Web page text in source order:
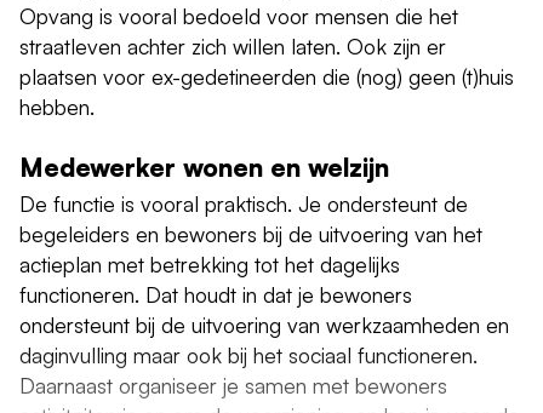
Opvang is vooral bedoeld voor mensen die het
straatleven achter zich willen laten. Ook zijn er
plaatsen voor ex-gedetineerden die (nog) geen (t)huis
hebben.
Medewerker wonen en welzijn
De functie is vooral praktisch. Je ondersteunt de
begeleiders en bewoners bij de uitvoering van het
actieplan met betrekking tot het dagelijks
functioneren. Dat houdt in dat je bewoners
ondersteunt bij de uitvoering van werkzaamheden en
daginvulling maar ook bij het sociaal functioneren.
Daarnaast organiseer je samen met bewoners